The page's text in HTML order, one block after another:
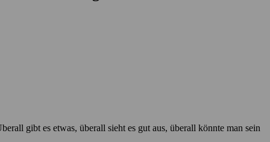
gibt es etwas, überall sieht es gut aus, überall könnte man sein